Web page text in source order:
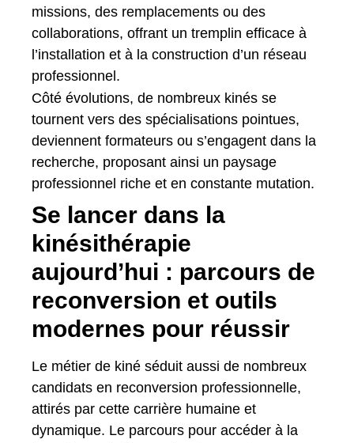
missions, des remplacements ou des
collaborations, offrant un tremplin efficace à
l’installation et à la construction d’un réseau
professionnel.
Côté évolutions, de nombreux kinés se
tournent vers des spécialisations pointues,
deviennent formateurs ou s’engagent dans la
recherche, proposant ainsi un paysage
professionnel riche et en constante mutation.
Se lancer dans la
kinésithérapie
aujourd’hui : parcours de
reconversion et outils
modernes pour réussir
Le métier de kiné séduit aussi de nombreux
candidats en reconversion professionnelle,
attirés par cette carrière humaine et
dynamique. Le parcours pour accéder à la